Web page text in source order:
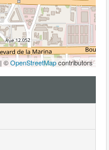
| ©OpenStreetMapcontributors